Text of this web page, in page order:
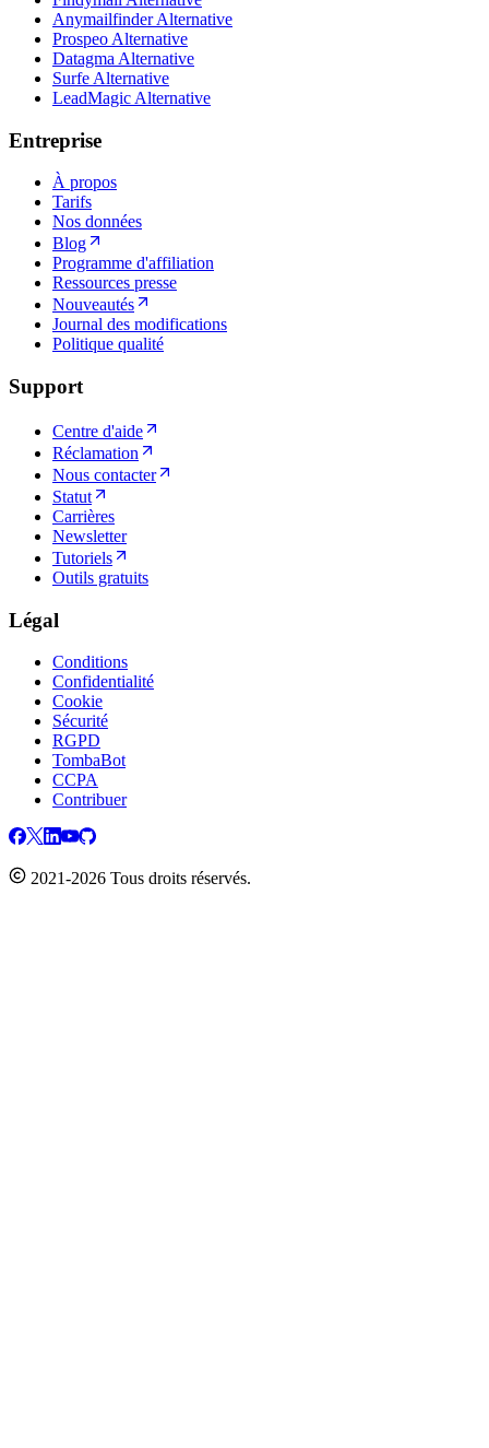
Anymailfinder Alternative
Prospeo Alternative
Datagma Alternative
Surfe Alternative
LeadMagic Alternative
Entreprise
À propos
Tarifs
Nos données
Blog
Programme d'affiliation
Ressources presse
Nouveautés
Journal des modifications
Politique qualité
Support
Centre d'aide
Réclamation
Nous contacter
Statut
Carrières
Newsletter
Tutoriels
Outils gratuits
Légal
Conditions
Confidentialité
Cookie
Sécurité
RGPD
TombaBot
CCPA
Contribuer
2021-2026 Tous droits réservés.